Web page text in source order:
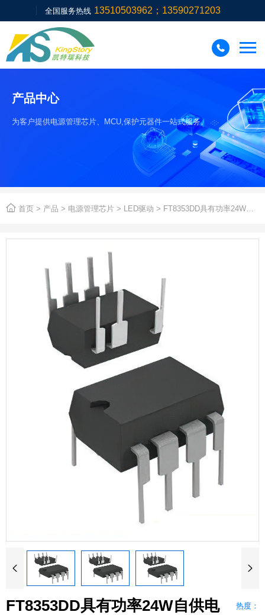
全国服务热线 13510503962；13590271203

产品中心
为客户提供电源管理芯片、MCU,保护元器件一站式服务。
 首页 > 产品 > 电源管理芯片 > LED驱动 > FT8353DD具有功率24W自供电功能恒流LED驱动IC
 
热度：
FT8353DD具有功率24W自供电